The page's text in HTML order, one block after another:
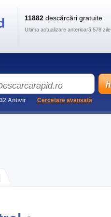
11882 descărcări gratuite
Ultima actualizare anterioară 578 zile
Antivir Cercetare avansată